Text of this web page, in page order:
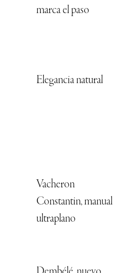
marca el paso
Elegancia natural
Vacheron
Constantin, manual
ultraplano